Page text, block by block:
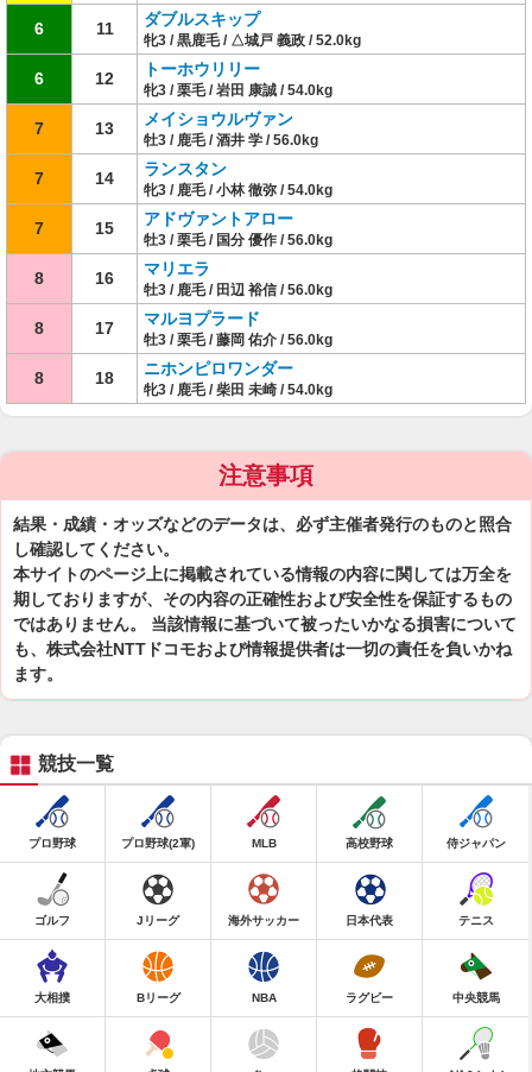
6 11 ダブルスキップ
牝3 / 黒鹿毛 / △城戸 義政 / 52.0kg
6 12 トーホウリリー
牝3 / 栗毛 / 岩田 康誠 / 54.0kg
7 13 メイショウルヴァン
牡3 / 鹿毛 / 酒井 学 / 56.0kg
7 14 ランスタン
牝3 / 鹿毛 / 小林 徹弥 / 54.0kg
7 15 アドヴァントアロー
牡3 / 栗毛 / 国分 優作 / 56.0kg
8 16 マリエラ
牡3 / 鹿毛 / 田辺 裕信 / 56.0kg
8 17 マルヨプラード
牡3 / 栗毛 / 藤岡 佑介 / 56.0kg
8 18 ニホンピロワンダー
牝3 / 鹿毛 / 柴田 未崎 / 54.0kg
注意事項
結果・成績・オッズなどのデータは、必ず主催者発行のものと照合
し確認してください。
本サイトのページ上に掲載されている情報の内容に関しては万全を
期しておりますが、その内容の正確性および安全性を保証するもの
ではありません。 当該情報に基づいて被ったいかなる損害について
も、株式会社NTTドコモおよび情報提供者は一切の責任を負いかね
ます。
競技一覧
プロ野球 プロ野球(2軍) MLB 高校野球 侍ジャパン
ゴルフ Jリーグ 海外サッカー 日本代表 テニス
大相撲 Bリーグ NBA ラグビー 中央競馬